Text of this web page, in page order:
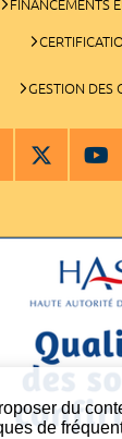
du
de
FINANCEMENTS
GESTION DES